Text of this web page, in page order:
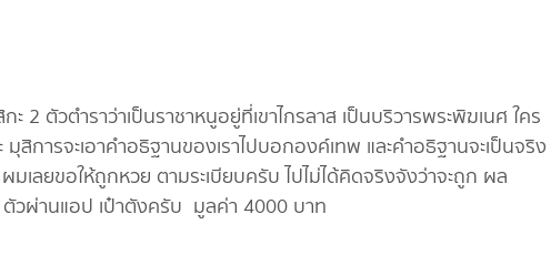
2 ตัวตำราว่าเป็นราชาหนูอยู่ที่เขาไกรลาส เป็นบริวารพระพิฆเนศ ใคร
สิการจะเอาคำอธิฐานของเราไปบอกองค์เทพ และคำอธิฐานจะเป็นจริง
มเลยขอให้ถูกหวย ตามระเบียบครับ ไปไม่ได้คิดจริงจังว่าจะถูก ผล
วผ่านแอป เป๋าตังครับ มูลค่า 4000 บาท